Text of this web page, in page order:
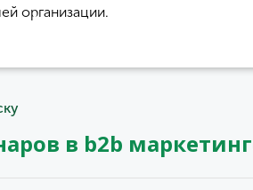
организации.
в b2b